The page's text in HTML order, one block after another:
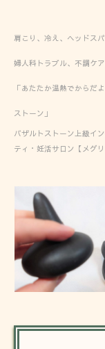
肩こり、冷え、ヘッドス
婦人科トラブル、不調ケア
「あたたか温熱でからだ
ストーン」
バザルトストーン上級イ
ティ・妊活サロン【メグリ